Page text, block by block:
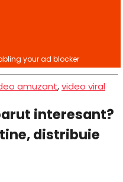
amuzant,video viral
interesant?
distribuie